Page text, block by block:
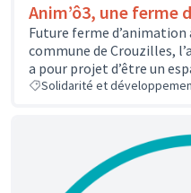
Anim’ô3, une ferme
Future ferme
commune de Crouzilles,
a pour projet d’être un
Solidarité et